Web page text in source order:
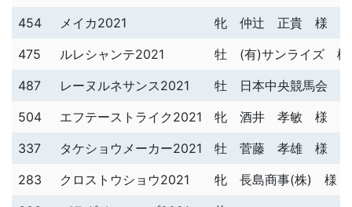
454
メイカ2021 牝
仲辻 正貴 様
475
ルレシャンテ2021 牡
(有)サンライズ 様
487
レーヌルネサンス2021 牡
日本中央競馬会 様
504
エフテーストライク2021 牝
酒井 孝敏 様
337
タケショウメーカー2021 牡
菅藤 孝雄 様
283
クロストウショウ2021 牝
長島商事(株) 様